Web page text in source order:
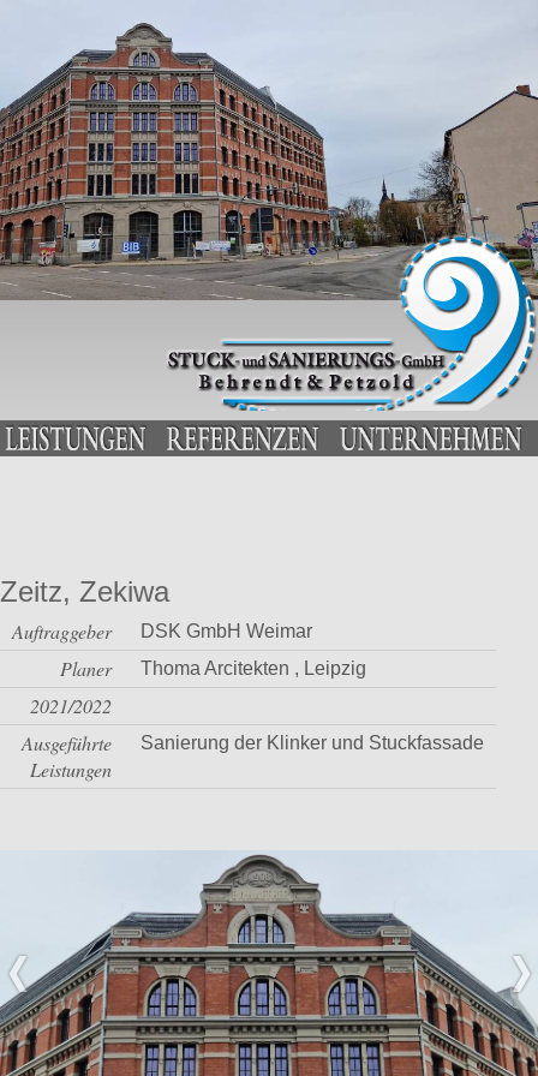
Zeitz, Zekiwa
Auftraggeber DSK GmbH Weimar
Planer Thoma Arcitekten , Leipzig
2021/2022
Ausgeführte
Leistungen
Sanierung der Klinker und Stuckfassade